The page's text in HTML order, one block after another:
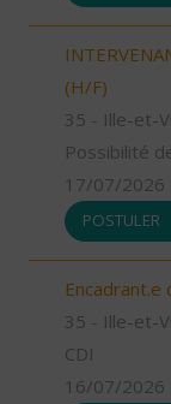
(H/F)
35 - Ille-et-
Possibilité
17/07/2026
POSTULER
35 - Ille-et-
CDI
16/07/2026